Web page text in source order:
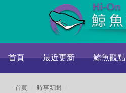
首頁 最近更新 鯨魚觀點
首頁 時事新聞